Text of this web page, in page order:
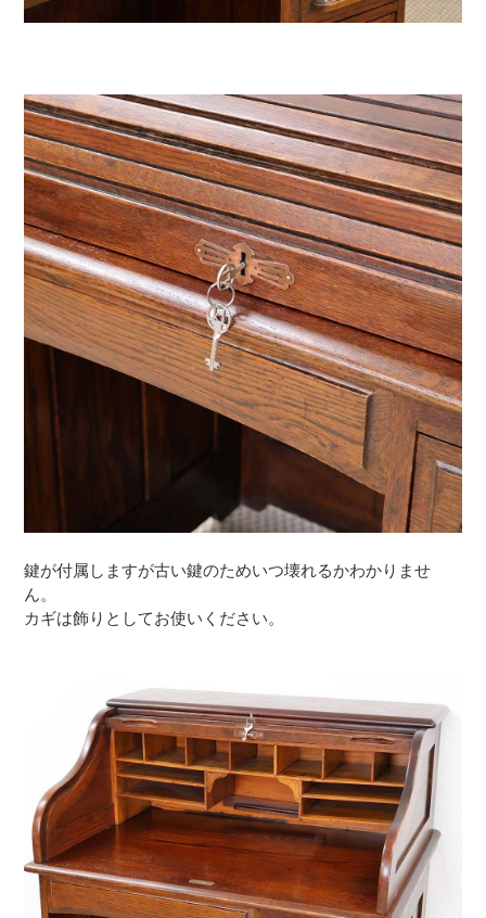
鍵が付属しますが古い鍵のためいつ壊れるかわかりませ
ん。
カギは飾りとしてお使いください。